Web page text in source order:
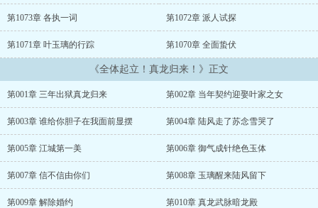
第1073章 各执一词 第1072章 派人试探
第1071章 叶玉璃的行踪 第1070章 全面蛰伏
《全体起立！真龙归来！》正文
第001章 三年出狱真龙归来 第002章 当年契约迎娶叶家之女
第003章 谁给你胆子在我面前显摆 第004章 陆风走了苏念雪哭了
第005章 江城第一美 第006章 御气成针绝色玉体
第007章 信不信由你们 第008章 玉璃醒来陆风留下
第009章 解除婚约 第010章 真龙武脉暗龙殿